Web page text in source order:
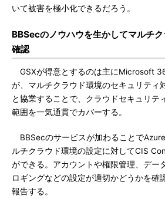
いて被害を極小化できるだろう。
BBSecのノウハウを生かしてマルチ
確認
GSXが得意とするのは主にMicrosoft
が、マルチクラウド環境のセキュリティ
と協業することで、クラウドセキュリテ
範囲を一気通貫でカバーする。
BBSecのサービスが加わることで
ルチクラウド環境の設定に対してCIS
ができる。アカウントや権限管理、デー
ロギングなどの設定が適切かどうかを確
報告する。